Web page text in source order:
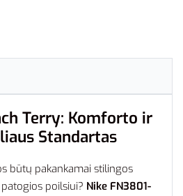
Terry: Komforto ir
Standartas
būtų pakankamai stilingos
poilsiui? Nike FN3801-